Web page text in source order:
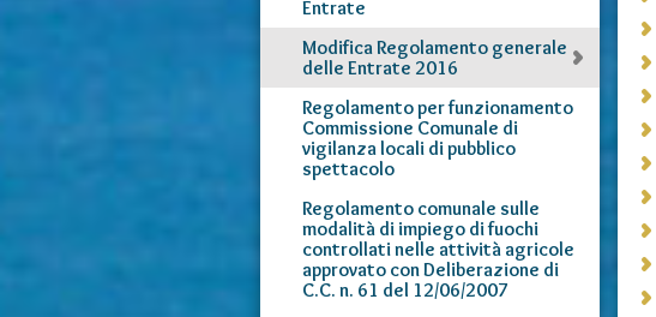
Entrate
Modifica Regolamento generale
delle Entrate 2016
Regolamento per funzionamento
Commissione Comunale di
vigilanza locali di pubblico
spettacolo
Regolamento comunale sulle
modalità di impiego di fuochi
controllati nelle attività agricole
approvato con Deliberazione di
C.C. n. 61 del 12/06/2007